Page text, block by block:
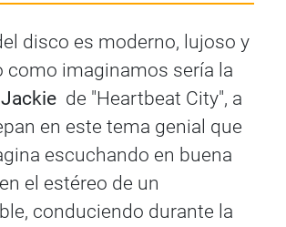
disco es moderno, lujoso y
como imaginamos sería la
Jackie de "Heartbeat City", a
en este tema genial que
escuchando en buena
el estéreo de un
conduciendo durante la